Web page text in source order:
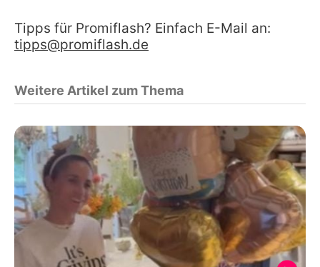
Tipps für Promiflash? Einfach E-Mail an:
tipps@promiflash.de
Weitere Artikel zum Thema